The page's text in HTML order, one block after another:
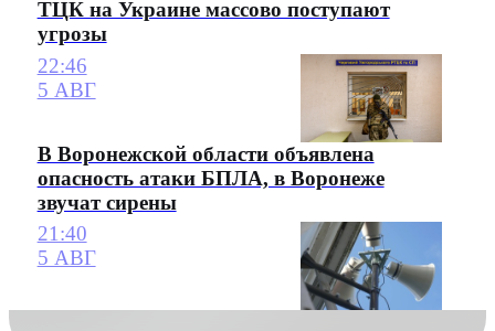
ТЦК на Украине массово поступают
угрозы
22:46
5 АВГ
В Воронежской области объявлена
опасность атаки БПЛА, в Воронеже
звучат сирены
21:40
5 АВГ